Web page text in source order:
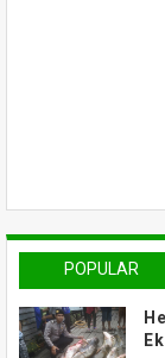
POPULAR